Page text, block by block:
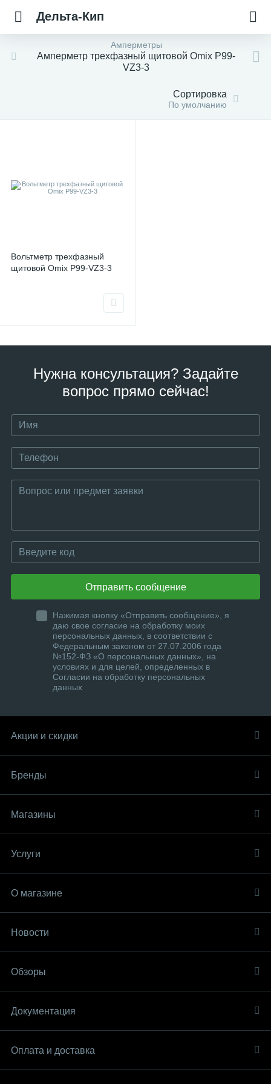
Дельта-Кип
Амперметры
Амперметр трехфазный щитовой Omix P99-
VZ3-3
Сортировка
По умолчанию
Вольтметр трехфазный
щитовой Omix P99-VZ3-3
Нужна консультация? Задайте
вопрос прямо сейчас!
Отправить сообщение
Нажимая кнопку «Отправить сообщение», я
даю свое согласие на обработку моих
персональных данных, в соответствии с
Федеральным законом от 27.07.2006 года
№152-ФЗ «О персональных данных», на
условиях и для целей, определенных в
Согласии на обработку персональных
данных
Акции и скидки
Бренды
Магазины
Услуги
О магазине
Новости
Обзоры
Документация
Оплата и доставка